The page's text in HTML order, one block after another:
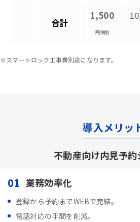
合計
1,500
円/税別
※スマートロック工事費別途になります。
導入メリッ
不動産向け内見予約
01 業務効率化
登録から予約までWEBで完結。
電話対応の手間を削減。